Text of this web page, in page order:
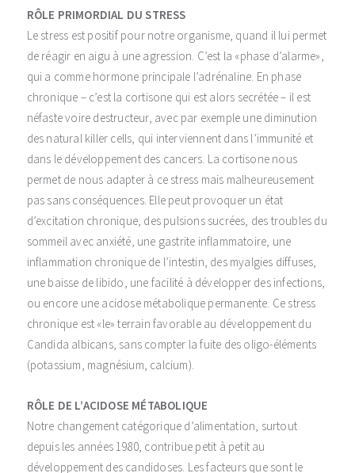
RÔLE PRIMORDIAL DU STRESS
Le stress est positif pour notre organisme, quand il lui permet
de réagir en aigu à une agression. C’est la «phase d’alarme»,
qui a comme hormone principale l’adrénaline. En phase
chronique – c’est la cortisone qui est alors secrétée – il est
néfaste voire destructeur, avec par exemple une diminution
des natural killer cells, qui interviennent dans l’immunité et
dans le développement des cancers. La cortisone nous
permet de nous adapter à ce stress mais malheureusement
pas sans conséquences. Elle peut provoquer un état
d’excitation chronique, des pulsions sucrées, des troubles du
sommeil avec anxiété, une gastrite inflammatoire, une
inflammation chronique de l’intestin, des myalgies diffuses,
une baisse de libido, une facilité à développer des infections,
ou encore une acidose métabolique permanente. Ce stress
chronique est «le» terrain favorable au développement du
Candida albicans, sans compter la fuite des oligo-éléments
(potassium, magnésium, calcium).
RÔLE DE L’ACIDOSE MÉTABOLIQUE
Notre changement catégorique d’alimentation, surtout
depuis les années 1980, contribue petit à petit au
développement des candidoses. Les facteurs que sont le